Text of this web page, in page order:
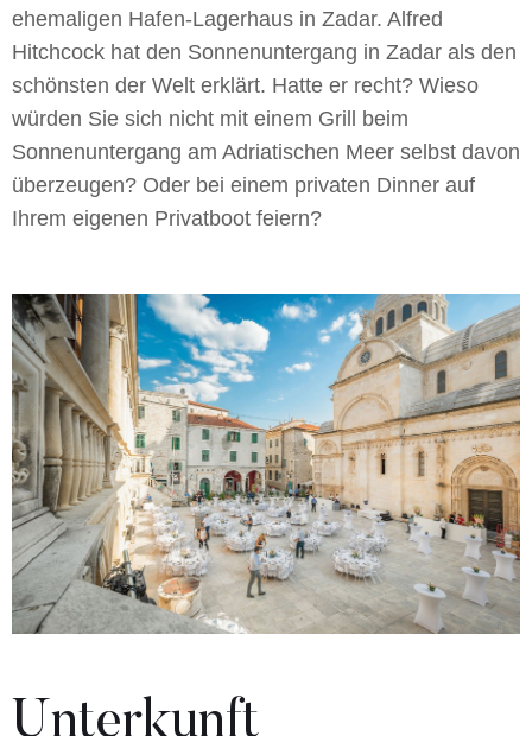
ehemaligen Hafen-Lagerhaus in Zadar. Alfred
Hitchcock hat den Sonnenuntergang in Zadar als den
schönsten der Welt erklärt. Hatte er recht? Wieso
würden Sie sich nicht mit einem Grill beim
Sonnenuntergang am Adriatischen Meer selbst davon
überzeugen? Oder bei einem privaten Dinner auf
Ihrem eigenen Privatboot feiern?
Unterkunft